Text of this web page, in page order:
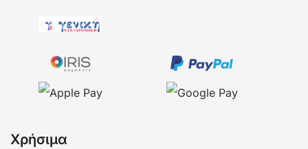
Χρήσιμα